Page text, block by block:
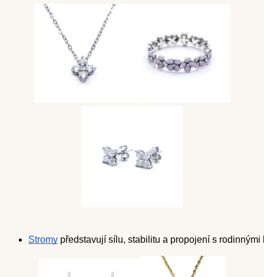
Stromy představují sílu, stabilitu a propojení s rodinnými